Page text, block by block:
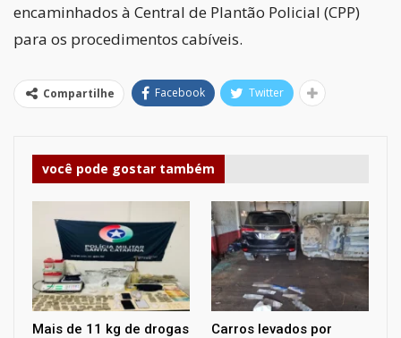
encaminhados à Central de Plantão Policial (CPP)
para os procedimentos cabíveis.
Compartilhe Facebook Twitter
você pode gostar também
Mais de 11 kg de drogas
Carros levados por